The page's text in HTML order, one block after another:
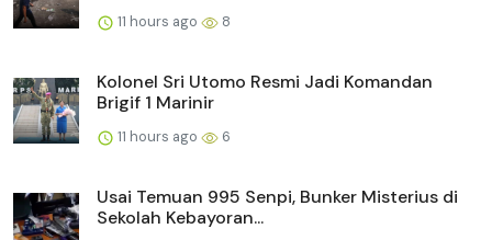
11 hours ago 8
Kolonel Sri Utomo Resmi Jadi Komandan
Brigif 1 Marinir
11 hours ago 6
Usai Temuan 995 Senpi, Bunker Misterius di
Sekolah Kebayoran...